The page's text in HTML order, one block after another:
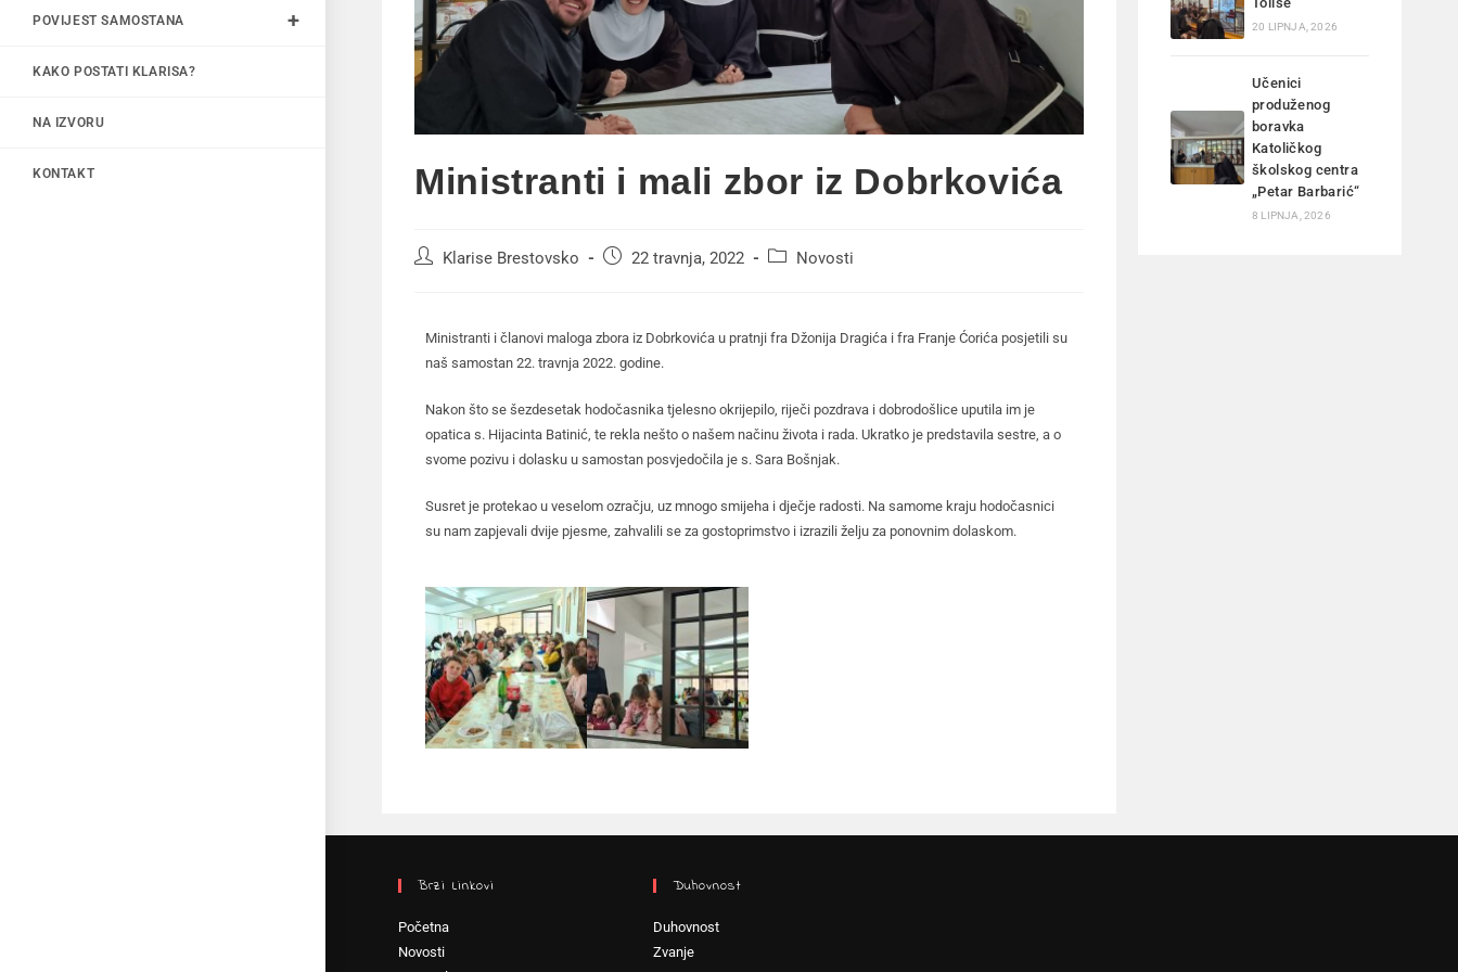
POVIJEST SAMOSTANA
KAKO POSTATI KLARISA?
NA IZVORU
KONTAKT Ministranti i mali zbor iz Dobrkovića
Klarise Brestovsko 22 travnja, 2022 Novosti
Ministranti i članovi maloga zbora iz Dobrkovića u pratnji fra Džonija Dragića i fra Franje Ćorića posjetili su
naš samostan 22. travnja 2022. godine.
Nakon što se šezdesetak hodočasnika tjelesno okrijepilo, riječi pozdrava i dobrodošlice uputila im je
opatica s. Hijacinta Batinić, te rekla nešto o našem načinu života i rada. Ukratko je predstavila sestre, a o
svome pozivu i dolasku u samostan posvjedočila je s. Sara Bošnjak.
Susret je protekao u veselom ozračju, uz mnogo smijeha i dječje radosti. Na samome kraju hodočasnici
su nam zapjevali dvije pjesme, zahvalili se za gostoprimstvo i izrazili želju za ponovnim dolaskom.
20 LIPNJA, 2026
Učenici
produženog
boravka
Katoličkog
školskog centra
„Petar Barbarić“
8 LIPNJA, 2026
Brzi Linkovi
Početna
Novosti
Duhovnost
Duhovnost
Zvanje